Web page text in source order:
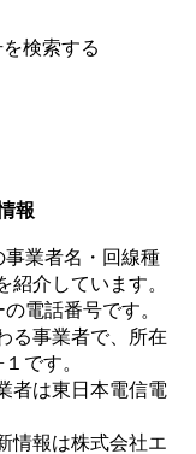
報
事業者名・回線種
紹介しています。
の電話番号です。
る事業者で、所在
です。
者は東日本電信電
情報は株式会社エ